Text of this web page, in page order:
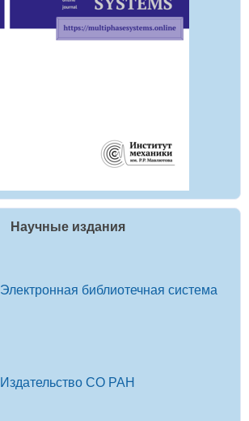
Научные издания
Электронная библиотечная система
Издательство СО РАН